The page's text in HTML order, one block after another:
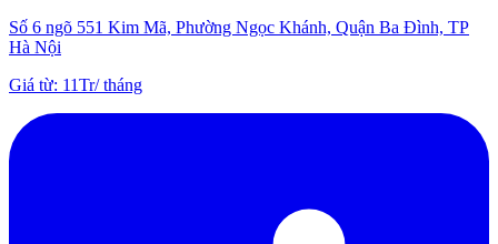
Số 6 ngõ 551 Kim Mã, Phường Ngọc Khánh, Quận Ba Đình, TP
Hà Nội
Giá từ: 11Tr/tháng